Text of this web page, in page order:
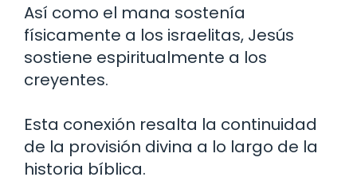
Así como el mana sostenía
físicamente a los israelitas, Jesús
sostiene espiritualmente a los
creyentes.
Esta conexión resalta la continuidad
de la provisión divina a lo largo de la
historia bíblica.